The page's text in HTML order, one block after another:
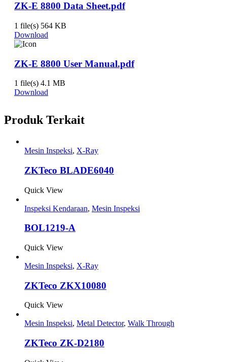
ZK-E 8800 Data Sheet.pdf
1 file(s) 564 KB
Download
ZK-E 8800 User Manual.pdf
1 file(s) 4.1 MB
Download
Produk Terkait
Mesin Inspeksi, X-Ray
ZKTeco BLADE6040
Quick View
Inspeksi Kendaraan, Mesin Inspeksi
BOL1219-A
Quick View
Mesin Inspeksi, X-Ray
ZKTeco ZKX10080
Quick View
Mesin Inspeksi, Metal Detector, Walk Through
ZKTeco ZK-D2180